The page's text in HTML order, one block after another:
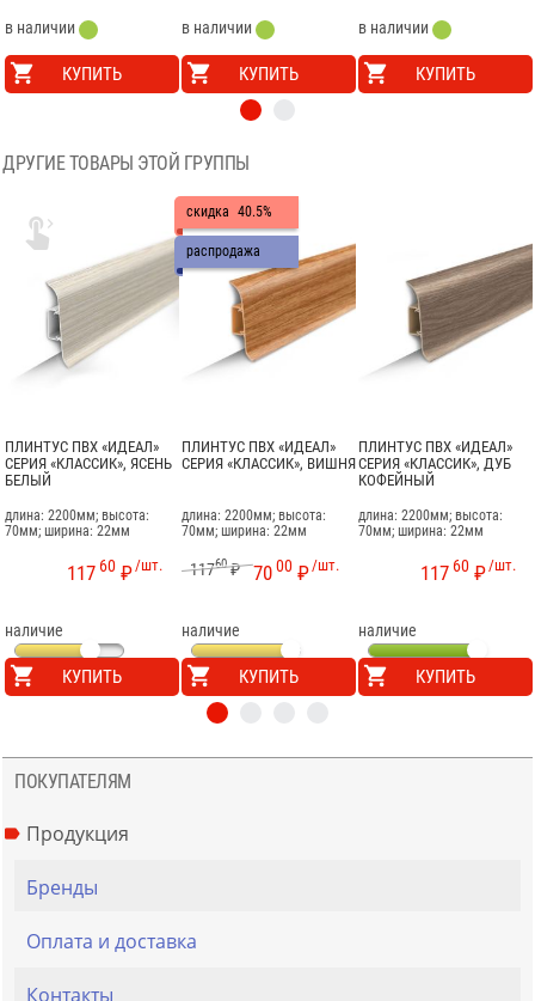
в наличии
КУПИТЬ
в наличии
КУПИТЬ
в наличии
КУПИТЬ
ДРУГИЕ ТОВАРЫ ЭТОЙ ГРУППЫ
ПЛИНТУС ПВХ «ИДЕАЛ»
СЕРИЯ «КЛАССИК», ЯСЕНЬ
БЕЛЫЙ
длина: 2200мм; высота:
70мм; ширина: 22мм
/шт.
117 60 ₽
наличие
КУПИТЬ
скидка 40.5%
распродажа
ПЛИНТУС ПВХ «ИДЕАЛ»
СЕРИЯ «КЛАССИК», ВИШНЯ
длина: 2200мм; высота:
70мм; ширина: 22мм
11760₽ /шт.
7000 ₽
наличие
КУПИТЬ
ПЛИНТУС ПВХ «ИДЕАЛ»
СЕРИЯ «КЛАССИК», ДУБ
КОФЕЙНЫЙ
длина: 2200мм; высота:
70мм; ширина: 22мм
/шт.
117 60 ₽
наличие
КУПИТЬ

ПОКУПАТЕЛЯМ
Продукция
Бренды
Оплата и доставка
Контакты